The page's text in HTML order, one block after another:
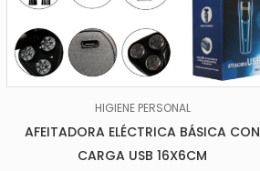
HIGIENE PERSONAL
AFEITADORA ELÉCTRICA BÁSICA CON
CARGA USB 16X6CM